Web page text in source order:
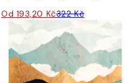
Od 193,20 Kč322 Kč